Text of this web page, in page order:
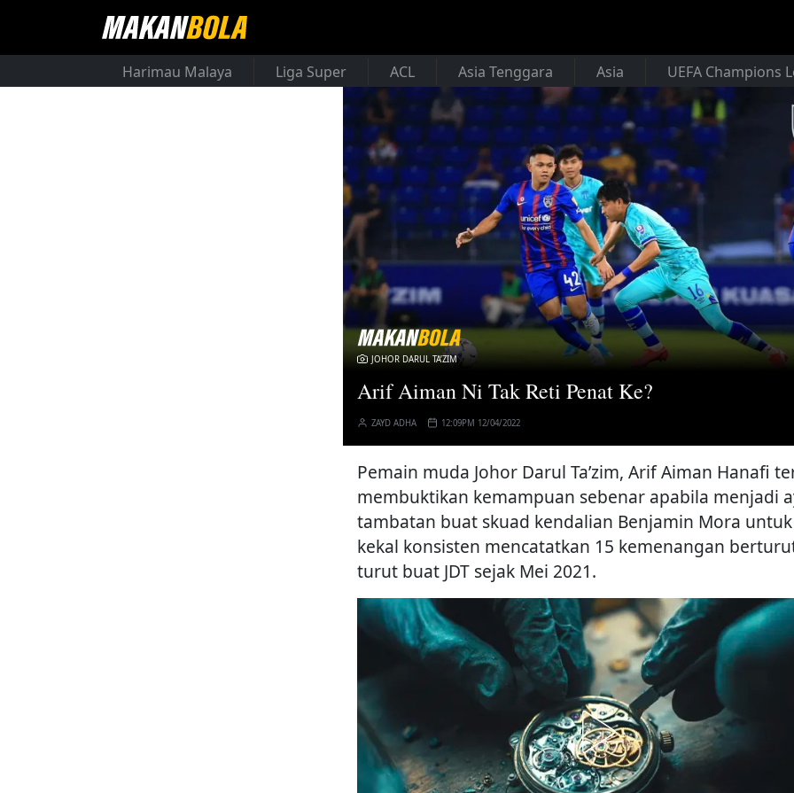
Harimau Malaya Liga Super ACL Asia Tenggara Asia UEFA Champions
JOHOR DARUL TA’ZIM
Arif Aiman Ni Tak Reti Penat Ke?
ZAYD ADHA 12:09PM 12/04/2022
Pemain muda Johor Darul Ta’zim, Arif Aiman Hanafi
membuktikan kemampuan sebenar apabila menjadi
tambatan buat skuad kendalian Benjamin Mora untuk
kekal konsisten mencatatkan 15 kemenangan
turut buat JDT sejak Mei 2021.